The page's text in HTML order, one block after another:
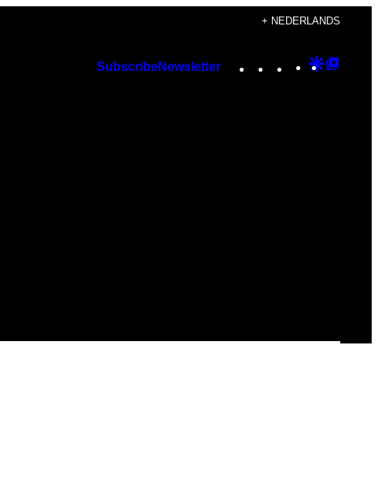
+ NEDERLANDS
SubscribeNewsletter Instagram
TikTok
YouTube
Google